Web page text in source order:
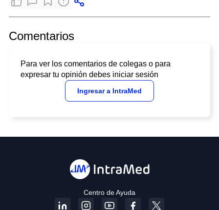
Comentarios
Para ver los comentarios de colegas o para
expresar tu opinión debes iniciar sesión
Ingresar a IntraMed
Centro de Ayuda